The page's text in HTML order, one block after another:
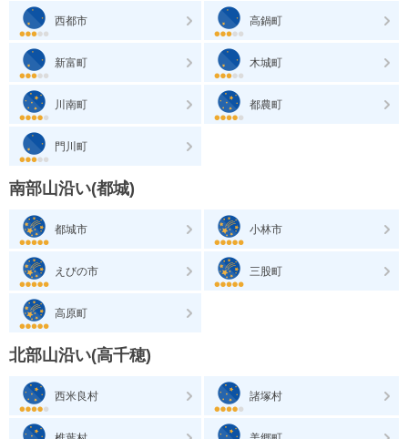
西都市 高鍋町
新富町 木城町
川南町 都農町
門川町
南部山沿い(都城)
都城市 小林市
えびの市 三股町
高原町
北部山沿い(高千穂)
西米良村 諸塚村